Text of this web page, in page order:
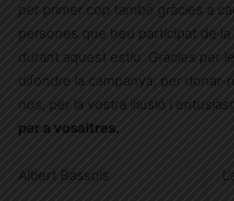
per primer cop també gràcies a
persones que heu participat de la
durant aquest estiu. Gràcies per
difondre la campanya, per donar-
nos, per la vostra il·lusió i
per a vosaltres.
Albert Bassols